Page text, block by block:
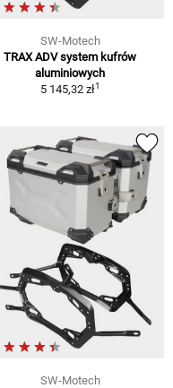
SW-Motech
TRAX ADV system kufrów
aluminiowych
5 145,32 zł1
SW-Motech